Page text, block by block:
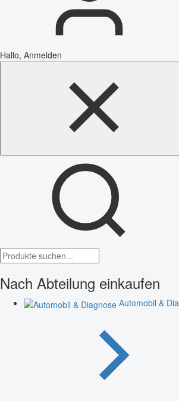
Hallo, Anmelden
Nach Abteilung einkaufen
Automobil &